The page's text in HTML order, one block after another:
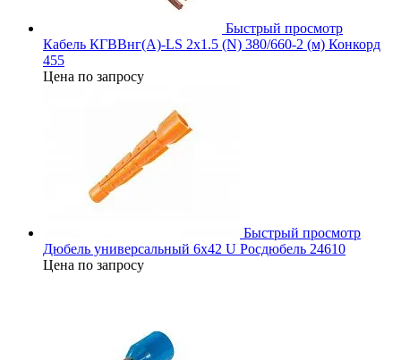
Быстрый просмотр
Кабель КГВВнг(А)-LS 2х1.5 (N) 380/660-2 (м) Конкорд
455
Цена по запросу
Быстрый просмотр
Дюбель универсальный 6х42 U Росдюбель 24610
Цена по запросу